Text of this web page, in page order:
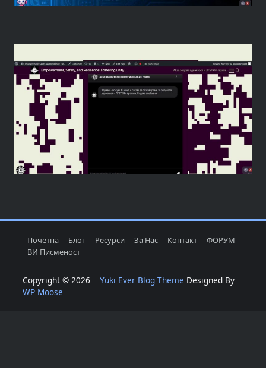
Почетна Блог Ресурси За Нас Контакт
ФОРУМ
ВИ Писменост
Copyright © 2026 Yuki Ever Blog Theme Designed By
WP Moose